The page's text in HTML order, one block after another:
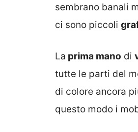
sembrano banali
ci sono piccoli
La prima mano di
tutte le parti del
di colore ancora
questo modo i